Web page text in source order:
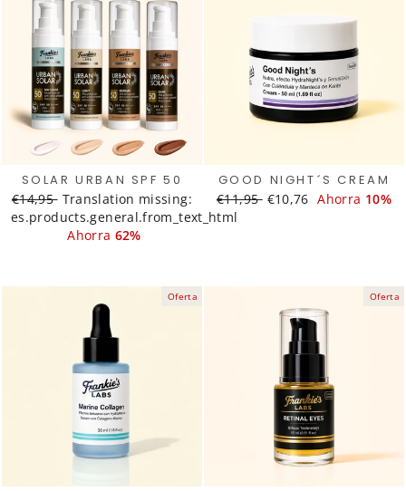
SOLAR URBAN SPF 50
Translation
missing:
es.products.general.regular_price
€14,95 Translation
missing:
es.products.general.sale_price
Translation missing:
es.products.general.from_text_html
Ahorra 62%
GOOD NIGHT´S CREAM
Translation
missing:
€11,95 Translation
€10,76 Ahorra 10%
Oferta Oferta